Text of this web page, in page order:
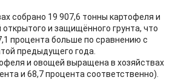
собрано 19 907,6 тонны картофеля и
и защищённого грунта, что
процента больше по сравнению с
предыдущего года.
и овощей выращена в хозяйствах
и 68,7 процента соответственно).